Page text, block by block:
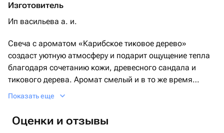
Изготовитель
Ип васильева а. и.
Свеча с ароматом «Карибское тиковое дерево»
создаст уютную атмосферу и подарит ощущение тепла
благодаря сочетанию кожи, древесного сандала и
тикового дерева. Аромат смелый и в то же время
сложный, имеющий широкую привлекательность. Он
острого перца, соединяющегося с оттенком кожи.
Средние ноты в виде табачного листа и гвоздики
Показать еще
Оценки и отзывы